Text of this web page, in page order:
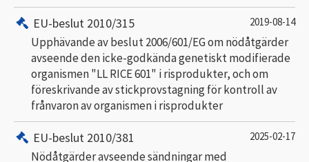
EU-beslut 2010/315 2019-08-14
Upphävande av beslut 2006/601/EG om nödåtgärder
avseende den icke-godkända genetiskt modifierade
organismen "LL RICE 601" i risprodukter, och om
föreskrivande av stickprovstagning för kontroll av
frånvaron av organismen i risprodukter
EU-beslut 2010/381 2025-02-17
Nödåtgärder avseende sändningar med